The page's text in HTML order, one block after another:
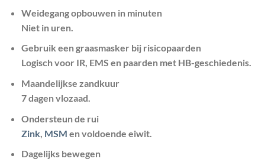
Weidegang opbouwen in minuten
Niet in uren.
Gebruik een graasmasker bij risicopaarden
Logisch voor IR, EMS en paarden met HB-geschiedenis.
Maandelijkse zandkuur
7 dagen vlozaad.
Ondersteun de rui
Zink, MSM en voldoende eiwit.
Dagelijks bewegen